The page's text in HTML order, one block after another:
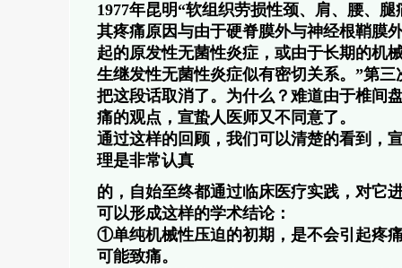
1977年昆明“软组织劳损性颈、肩、腰、
其疼痛原因与由于硬脊膜外与神经根鞘膜
起的原发性无菌性炎症，或由于长期的机
生继发性无菌性炎症似有密切关系。”第
把这段话取消了。为什么？难道由于椎间
痛的观点，宣蛰人医师又不同意了。
通过这样的回顾，我们可以清楚的看到，
理是非常认真
的，自始至终都通过临床医疗实践，对它
可以形成这样的学术结论：
①单纯机械性压迫的初期，是不会引起疼
可能致痛。